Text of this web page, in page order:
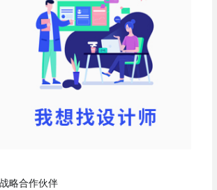
略合作伙伴